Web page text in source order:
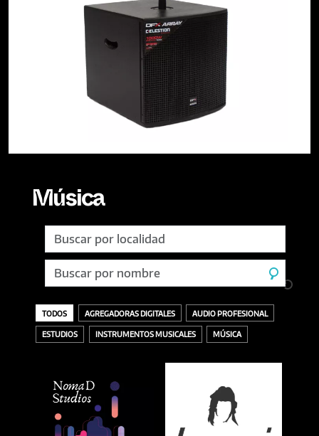
Música
TODOS AGREGADORAS DIGITALES AUDIO PROFESIONAL
ESTUDIOS INSTRUMENTOS MUSICALES MÚSICA
SELLOS DISCOGRÁFICOS
BANDEJAS Y PÚAS MASTERING
AMPLIFICADORES MEZCLA